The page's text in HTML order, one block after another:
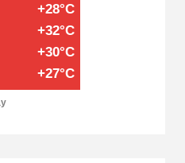
+28°C
+32°C
+30°C
+27°C